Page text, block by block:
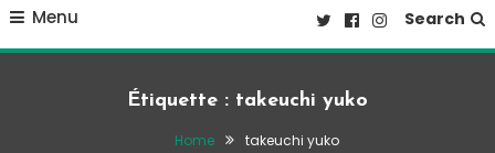
Menu Search
Étiquette : takeuchi yuko
Home takeuchi yuko